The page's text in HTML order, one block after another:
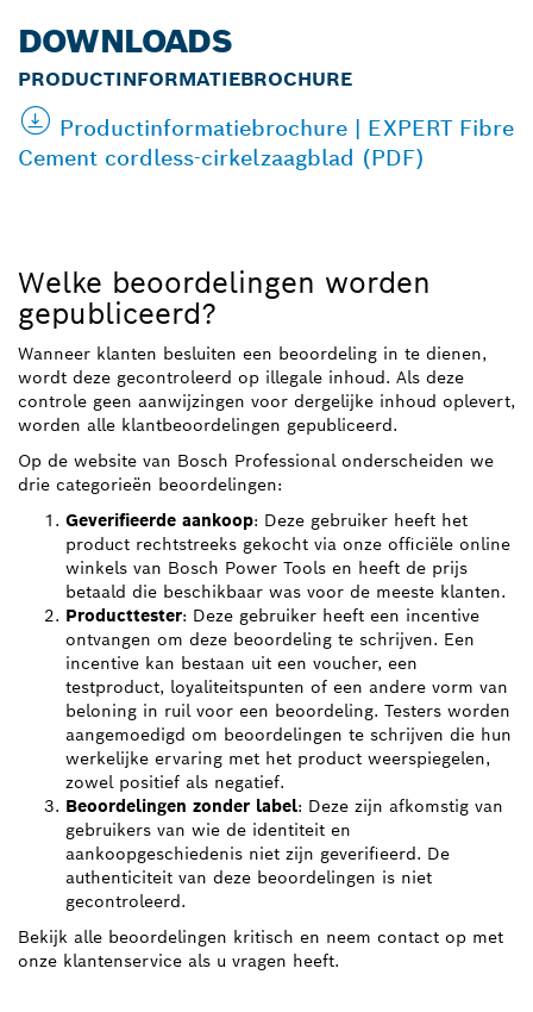
DOWNLOADS
PRODUCTINFORMATIEBROCHURE
Productinformatiebrochure | EXPERT Fibre
Cement cordless-cirkelzaagblad (PDF)
Welke beoordelingen worden
gepubliceerd?
Wanneer klanten besluiten een beoordeling in te dienen,
wordt deze gecontroleerd op illegale inhoud. Als deze
controle geen aanwijzingen voor dergelijke inhoud oplevert,
worden alle klantbeoordelingen gepubliceerd.
Op de website van Bosch Professional onderscheiden we
drie categorieën beoordelingen:
Geverifieerde aankoop: Deze gebruiker heeft het
product rechtstreeks gekocht via onze officiële online
winkels van Bosch Power Tools en heeft de prijs
betaald die beschikbaar was voor de meeste klanten.
Producttester: Deze gebruiker heeft een incentive
ontvangen om deze beoordeling te schrijven. Een
incentive kan bestaan uit een voucher, een
testproduct, loyaliteitspunten of een andere vorm van
beloning in ruil voor een beoordeling. Testers worden
aangemoedigd om beoordelingen te schrijven die hun
werkelijke ervaring met het product weerspiegelen,
zowel positief als negatief.
Beoordelingen zonder label: Deze zijn afkomstig van
gebruikers van wie de identiteit en
aankoopgeschiedenis niet zijn geverifieerd. De
authenticiteit van deze beoordelingen is niet
gecontroleerd.
Bekijk alle beoordelingen kritisch en neem contact op met
onze klantenservice als u vragen heeft.